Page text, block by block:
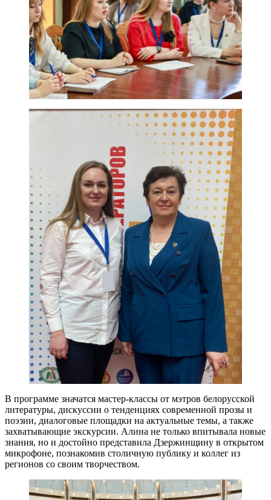
В программе значатся мастер-классы от мэтров белорусской
литературы, дискуссии о тенденциях современной прозы и
поэзии, диалоговые площадки на актуальные темы, а также
захватывающие экскурсии. Алина не только впитывала новые
знания, но и достойно представила Дзержинщину в открытом
микрофоне, познакомив столичную публику и коллег из
регионов со своим творчеством.